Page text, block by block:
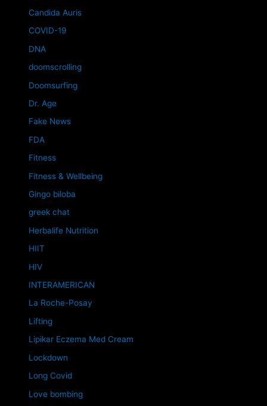
Candida Auris
COVID-19
DNA
doomscrolling
Doomsurfing
Dr. Age
Fake News
FDA
Fitness
Fitness & Wellbeing
Gingo biloba
greek chat
Herbalife Nutrition
HIIT
HIV
INTERAMERICAN
La Roche-Posay
Lifting
Lipikar Eczema Med Cream
Lockdown
Long Covid
Love bombing